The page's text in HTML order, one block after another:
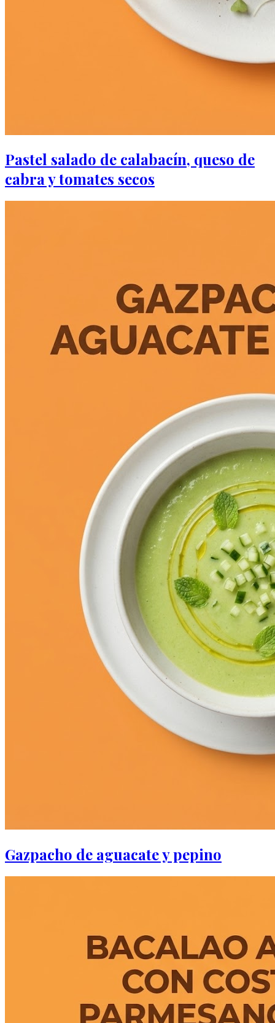
Pastel salado de calabacín, queso de
cabra y tomates secos
Gazpacho de aguacate y pepino